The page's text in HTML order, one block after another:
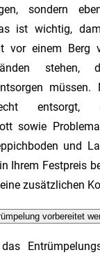
sondern
ist wichtig,
vor einem Berg
müssen.
entsorgt,
sowie
und
Ihrem Festpreis
zusätzlichen
vorbereitet